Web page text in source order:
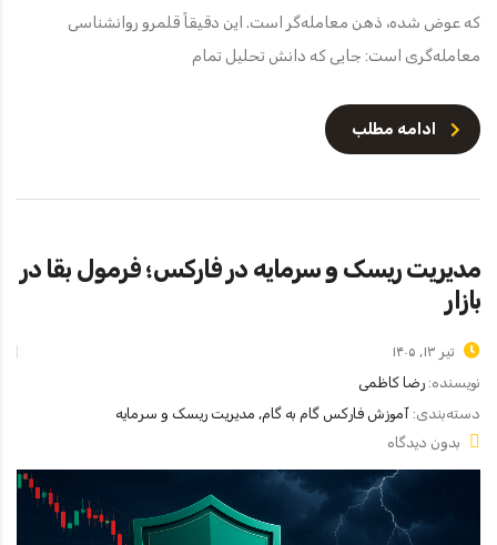
که عوض شده، ذهن معامله‌گر است. این دقیقاً قلمرو روانشناسی
معامله‌گری است: جایی که دانش تحلیل تمام
ادامه مطلب
مدیریت ریسک و سرمایه در فارکس؛ فرمول بقا در
بازار
تیر ۱۳, ۱۴۰۵
نویسنده: رضا کاظمی
دسته‌بندی: آموزش فارکس گام به گام, مدیریت ریسک و سرمایه
بدون دیدگاه